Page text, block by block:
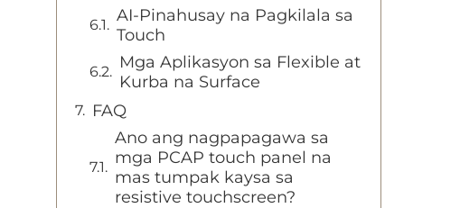
AI-Pinahusay na Pagkilala sa
Touch
Mga Aplikasyon sa Flexible at
Kurba na Surface
FAQ
Ano ang nagpapagawa sa
mga PCAP touch panel na
mas tumpak kaysa sa
resistive touchscreen?